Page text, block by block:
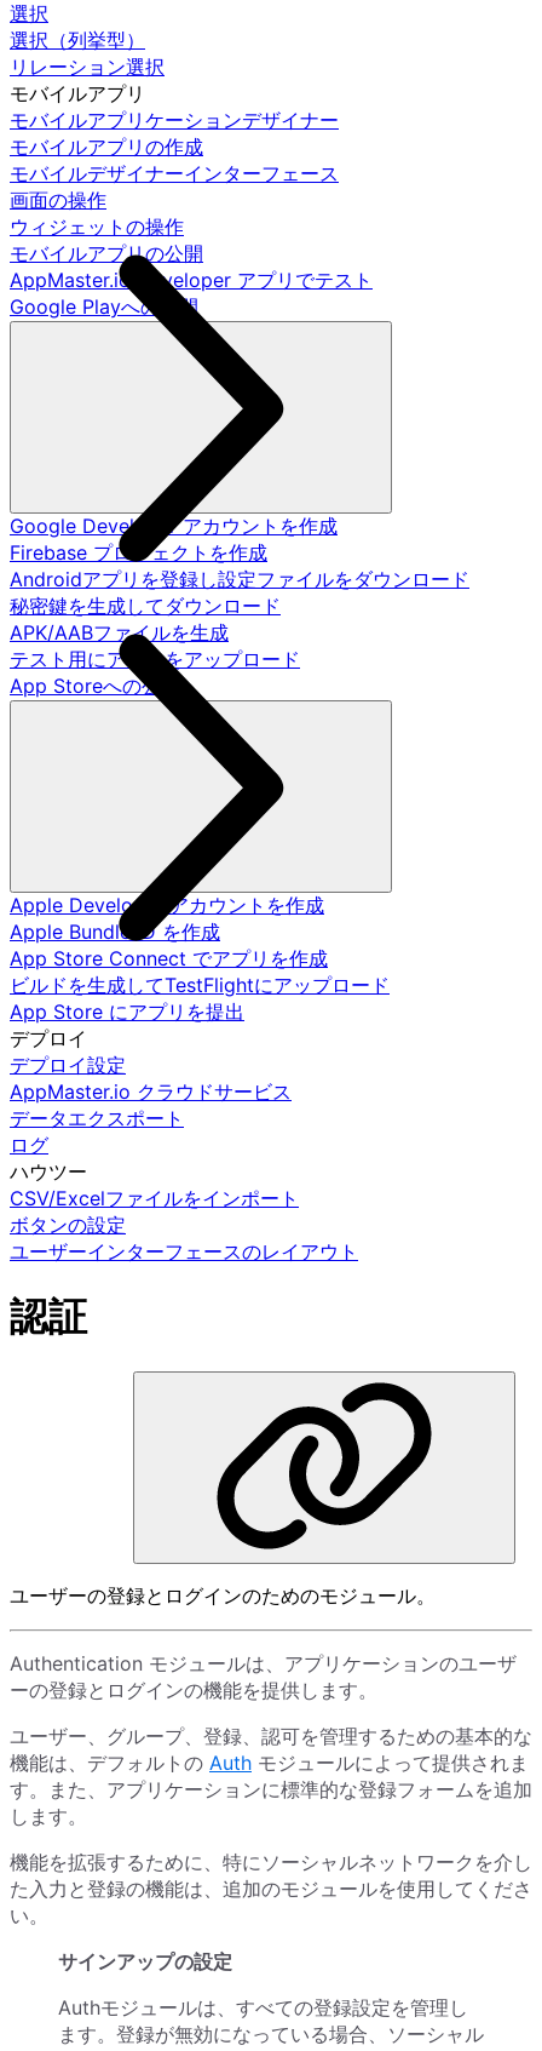
選択
選択（列挙型）
リレーション選択
モバイルアプリ
モバイルアプリケーションデザイナー
モバイルアプリの作成
モバイルデザイナーインターフェース
画面の操作
ウィジェットの操作
モバイルアプリの公開
AppMaster.io Developer アプリでテスト
Google Playへの公開
Google Developer アカウントを作成
Firebase プロジェクトを作成
Androidアプリを登録し設定ファイルをダウンロード
秘密鍵を生成してダウンロード
APK/AABファイルを生成
テスト用にアプリをアップロード
App Storeへの公開
Apple Developer アカウントを作成
Apple Bundle ID を作成
App Store Connect でアプリを作成
ビルドを生成してTestFlightにアップロード
App Store にアプリを提出
デプロイ
デプロイ設定
AppMaster.io クラウドサービス
データエクスポート
ログ
ハウツー
CSV/Excelファイルをインポート
ボタンの設定
ユーザーインターフェースのレイアウト
認証
ユーザーの登録とログインのためのモジュール。
Authentication モジュールは、アプリケーションのユーザ
ーの登録とログインの機能を提供します。
ユーザー、グループ、登録、認可を管理するための基本的な
機能は、デフォルトの Auth モジュールによって提供されま
す。また、アプリケーションに標準的な登録フォームを追加
します。
機能を拡張するために、特にソーシャルネットワークを介し
た入力と登録の機能は、追加のモジュールを使用してくださ
い。
サインアップの設定
Authモジュールは、すべての登録設定を管理し
ます。登録が無効になっている場合、ソーシャル